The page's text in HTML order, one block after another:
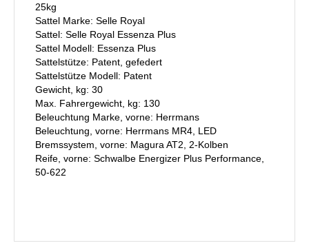
25kg
Sattel Marke: Selle Royal
Sattel: Selle Royal Essenza Plus
Sattel Modell: Essenza Plus
Sattelstütze: Patent, gefedert
Sattelstütze Modell: Patent
Gewicht, kg: 30
Max. Fahrergewicht, kg: 130
Beleuchtung Marke, vorne: Herrmans
Beleuchtung, vorne: Herrmans MR4, LED
Bremssystem, vorne: Magura AT2, 2-Kolben
Reife, vorne: Schwalbe Energizer Plus Performance,
50-622